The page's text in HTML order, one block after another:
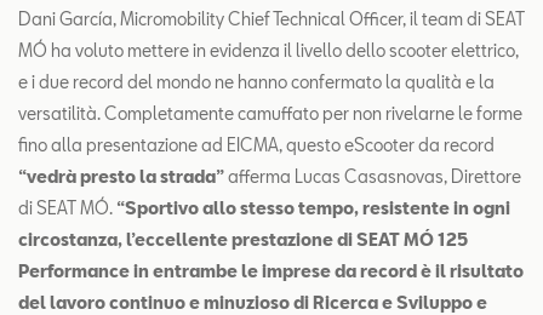
Dani García, Micromobility Chief Technical Officer, il team di SEAT
MÓ ha voluto mettere in evidenza il livello dello scooter elettrico,
e i due record del mondo ne hanno confermato la qualità e la
versatilità. Completamente camuffato per non rivelarne le forme
fino alla presentazione ad EICMA, questo eScooter da record
“vedrà presto la strada”afferma Lucas Casasnovas, Direttore
di SEAT MÓ. “Sportivo allo stesso tempo, resistente in ogni
circostanza, l’eccellente prestazione di SEAT MÓ 125
Performance in entrambe le imprese da record è il risultato
del lavoro continuo e minuzioso di Ricerca e Sviluppo e